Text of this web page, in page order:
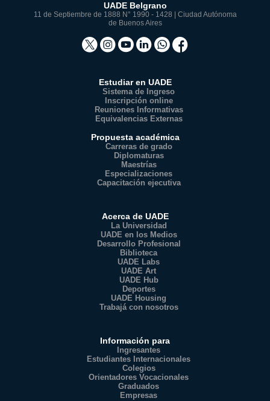
UADE Belgrano
11 de Septiembre de 1888 N° 1990 - 1428 | Ciudad Autónoma
de Buenos Aires
Estudiar en UADE
Sistema de Ingreso
Inscripción online
Reuniones Informativas
Equivalencias Externas
Propuesta académica
Carreras de grado
Diplomaturas
Maestrías
Especializaciones
Capacitación ejecutiva
Acerca de UADE
La Universidad
UADE en los Medios
Desarrollo Profesional
Biblioteca
UADE Labs
UADE Art
UADE Hub
Deportes
UADE Housing
Trabajá con nosotros
Información para
Ingresantes
Estudiantes Internacionales
Colegios
Orientadores Vocacionales
Graduados
Empresas